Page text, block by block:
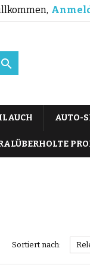

AUTO-
Sortiert nach: